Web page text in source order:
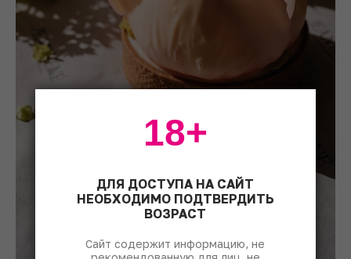
ДЛЯ ДОСТУПА НА САЙТ
НЕОБХОДИМО ПОДТВЕРДИТЬ
ВОЗРАСТ
Сайт содержит информацию, не
18+